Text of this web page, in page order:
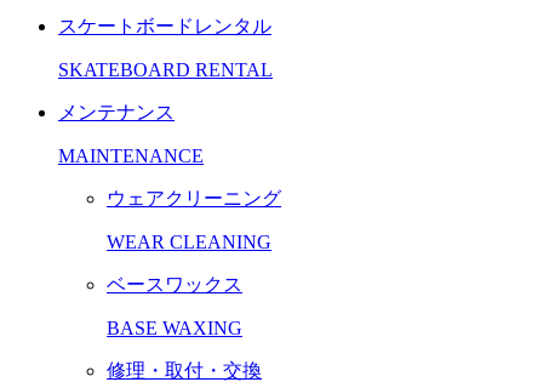
スケートボードレンタル
SKATEBOARD RENTAL
メンテナンス
MAINTENANCE
ウェアクリーニング
WEAR CLEANING
ベースワックス
BASE WAXING
修理・取付・交換